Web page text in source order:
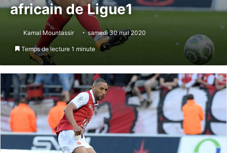
africain de Ligue1
Kamal Mountassir samedi 30 mai 2020
Temps de lecture 1 minute